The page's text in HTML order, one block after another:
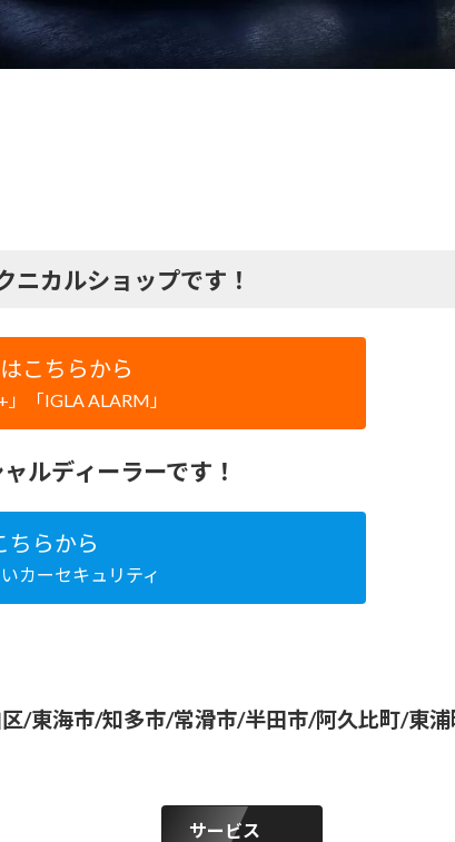
カルショップです！
こちらから
「IGLA ALARM」
ルディーラーです！
ちらから
カーセキュリティ
/東海市/知多市/常滑市/半田市/阿久比町/東
サービス